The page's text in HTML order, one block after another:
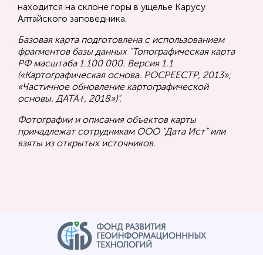
находится на склоне горы в ущелье Карусу
Алтайского заповедника.
Базовая карта подготовлена с использованием
фрагментов базы данных "Топографическая карта
РФ масштаба 1:100 000. Версия 1.1
(«Картографическая основа. РОСРЕЕСТР, 2013»;
«Частичное обновление картографической
основы. ДАТА+, 2018»)".
Фотографии и описания объектов карты
принадлежат сотрудникам ООО "Дата Ист" или
взяты из открытых источников.